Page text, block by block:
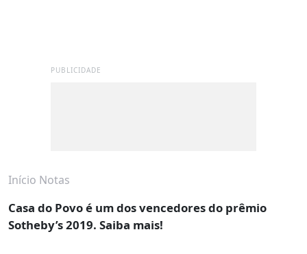
PUBLICIDADE
Início Notas
Casa do Povo é um dos vencedores do prêmio
Sotheby’s 2019. Saiba mais!